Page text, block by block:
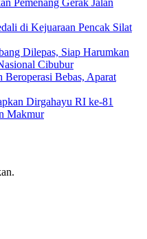
di Kejuaraan Pencak Silat
Dilepas, Siap Harumkan
Cibubur
Bebas, Aparat
Dirgahayu RI ke-81
Makmur